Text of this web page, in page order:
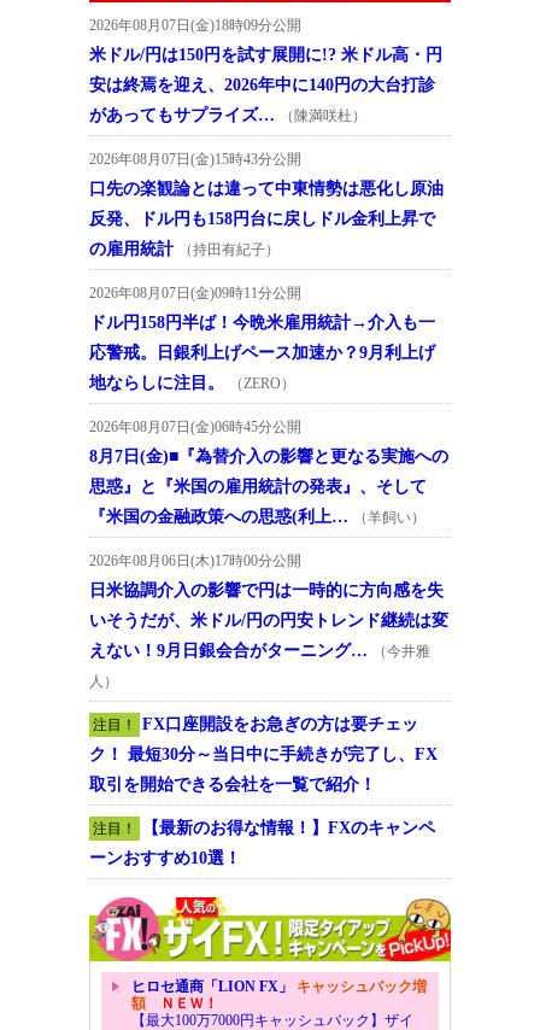
2026年08月07日(金)18時09分公開
米ドル/円は150円を試す展開に!? 米ドル高・円
安は終焉を迎え、2026年中に140円の大台打診
があってもサプライズ…
（陳満咲杜）
2026年08月07日(金)15時43分公開
口先の楽観論とは違って中東情勢は悪化し原油
反発、ドル円も158円台に戻しドル金利上昇で
の雇用統計
（持田有紀子）
2026年08月07日(金)09時11分公開
ドル円158円半ば！今晩米雇用統計→介入も一
応警戒。日銀利上げペース加速か？9月利上げ
地ならしに注目。
（ZERO）
2026年08月07日(金)06時45分公開
8月7日(金)■『為替介入の影響と更なる実施への
思惑』と『米国の雇用統計の発表』、そして
『米国の金融政策への思惑(利上…
（羊飼い）
2026年08月06日(木)17時00分公開
日米協調介入の影響で円は一時的に方向感を失
いそうだが、米ドル/円の円安トレンド継続は変
えない！9月日銀会合がターニング…
（今井雅
人）
注目！
FX口座開設をお急ぎの方は要チェッ
ク！ 最短30分～当日中に手続きが完了し、FX
取引を開始できる会社を一覧で紹介！
注目！
【最新のお得な情報！】FXのキャンペ
ーンおすすめ10選！
ヒロセ通商「LION FX」 キャッシュバック増
額ＮＥＷ！
【最大100万7000円キャッシュバック】ザイ